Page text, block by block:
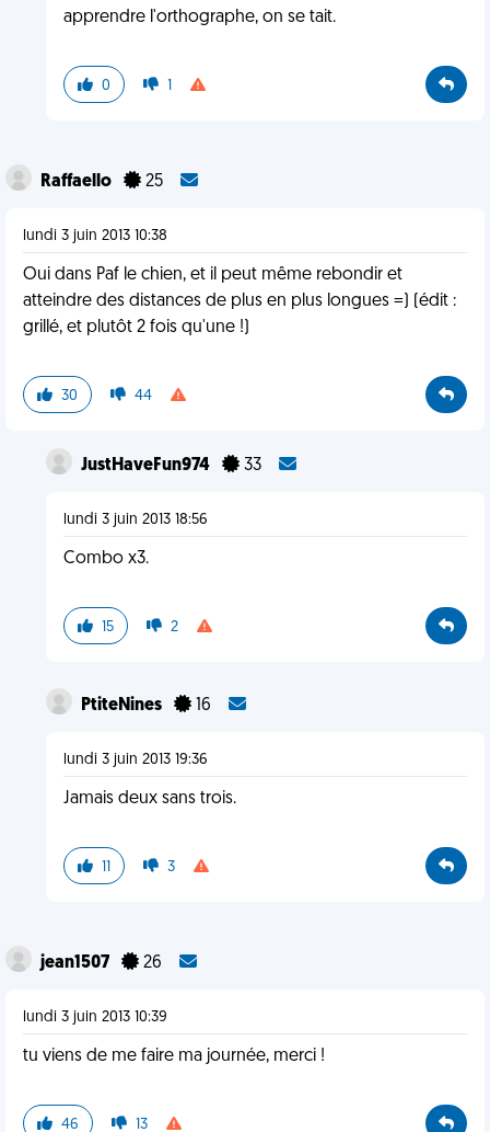
apprendre l'orthographe, on se tait.
0 1
Raffaello 25
lundi 3 juin 2013 10:38
Oui dans Paf le chien, et il peut même rebondir et
atteindre des distances de plus en plus longues =) (édit :
grillé, et plutôt 2 fois qu'une !)
30 44
JustHaveFun974 33
lundi 3 juin 2013 18:56
Combo x3.
15 2
PtiteNines 16
lundi 3 juin 2013 19:36
Jamais deux sans trois.
11 3
jean1507 26
lundi 3 juin 2013 10:39
tu viens de me faire ma journée, merci !
46 13